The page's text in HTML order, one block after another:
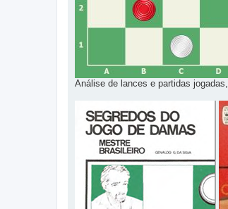
Análise de lances e partidas